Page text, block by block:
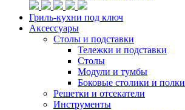
Гриль-кухни под ключ
Аксессуары
Столы и подставки
Тележки и подставки
Столы
Модули и тумбы
Боковые столики и полки
Решетки и отсекатели
Инструменты